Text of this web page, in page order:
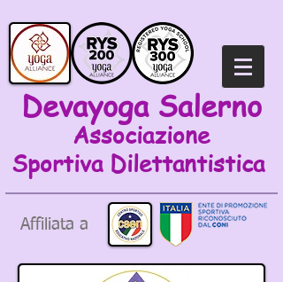
Devayoga Salerno
Associazione
Sportiva Dilettantistica
Affiliata a